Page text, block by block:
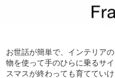
お世話が簡単で、インテリア
物を使って手のひらに乗るサ
スマスが終わっても育ててい